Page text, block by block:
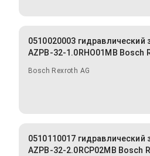
0510020003 гидравлический
AZPB-32-1.0RHO01MB Bosch
Bosch Rexroth AG
0510110017 гидравлический
AZPB-32-2.0RCP02MB Bosch